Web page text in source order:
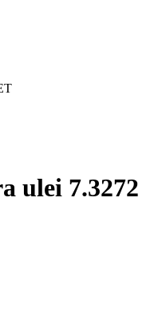
ulei 7.3272